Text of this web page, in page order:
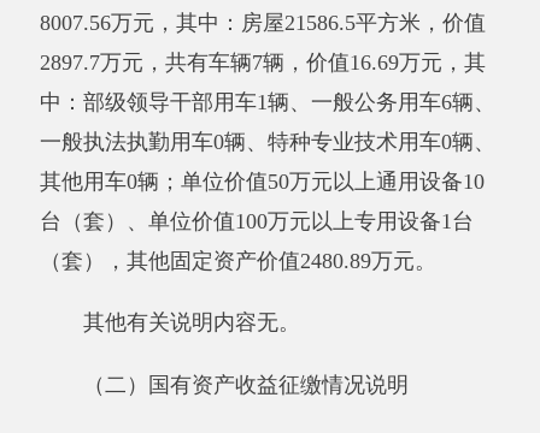
其他有关说明内容：无
第三部分 专业名词解释
财政拨款收入：指同级财政当年拨付的资
金。
上级补助收入：指事业单位从主管部门和上
级单位取得的非财政补助收入。
事业收入：指事业单位开展专业业务活动及